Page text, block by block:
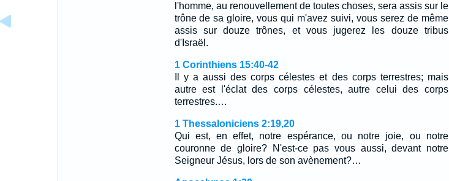
l'homme, au renouvellement de toutes choses, sera assis sur le
trône de sa gloire, vous qui m'avez suivi, vous serez de même
assis sur douze trônes, et vous jugerez les douze tribus
d'Israël.
1 Corinthiens 15:40-42
Il y a aussi des corps célestes et des corps terrestres; mais
autre est l'éclat des corps célestes, autre celui des corps
terrestres.…
1 Thessaloniciens 2:19,20
Qui est, en effet, notre espérance, ou notre joie, ou notre
couronne de gloire? N'est-ce pas vous aussi, devant notre
Seigneur Jésus, lors de son avènement?…